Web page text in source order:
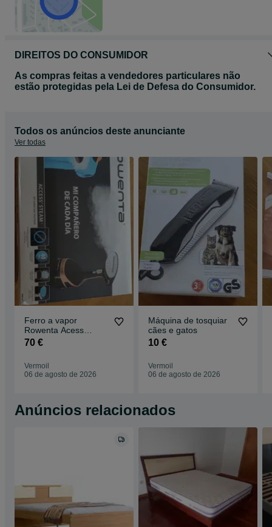
DIREITOS DO CONSUMIDOR
As compras feitas a vendedores particulares não
estão protegidas pela Lei de Defesa do Consumidor.
Todos os anúncios deste anunciante
Ver todas
Ferro a vapor
Rowenta Acess
Steam
70 €
Vermoil
06 de agosto de 2026
Máquina de tosquiar
cães e gatos
10 €
Vermoil
06 de agosto de 2026
Anúncios relacionados